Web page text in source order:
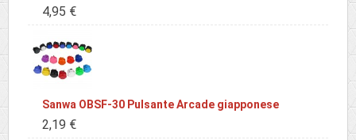
4,95 €
Sanwa OBSF-30 Pulsante Arcade giapponese
2,19 €